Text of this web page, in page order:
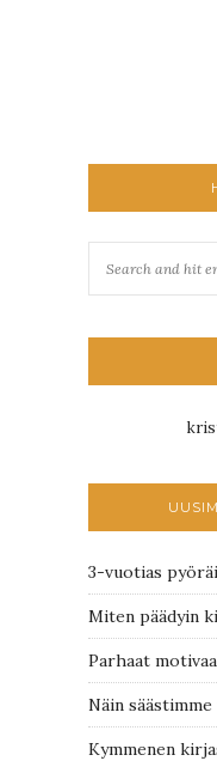
3-vuotias
Miten päädyin
Parhaat
Näin
Kymmenen